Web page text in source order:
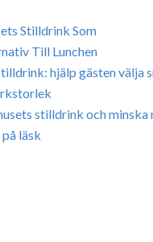
Stilldrink Som
Till Lunchen
hjälp gästen välja
stilldrink och minska
läsk